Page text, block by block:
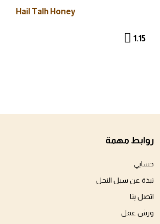
Hail Talh Honey
1.15
روابط مهمة
حسابي
نبذة عن سبل النحل
اتصل بنا
ورش عمل